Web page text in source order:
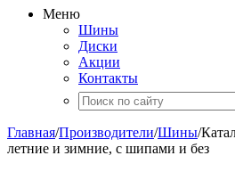
Меню
Шины
Диски
Акции
Контакты
Главная/Производители/Шины/
летние и зимние, с шипами и без